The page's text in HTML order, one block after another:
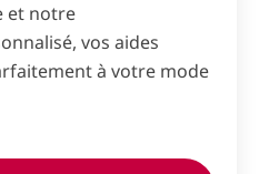
et notre
vos aides
à votre mode